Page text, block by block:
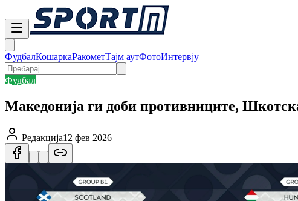
ФудбалКошаркаРакометТајм аутФотоИнтервју
Фудбал
Македонија ги доби противниците,
Редакција12 фев 2026